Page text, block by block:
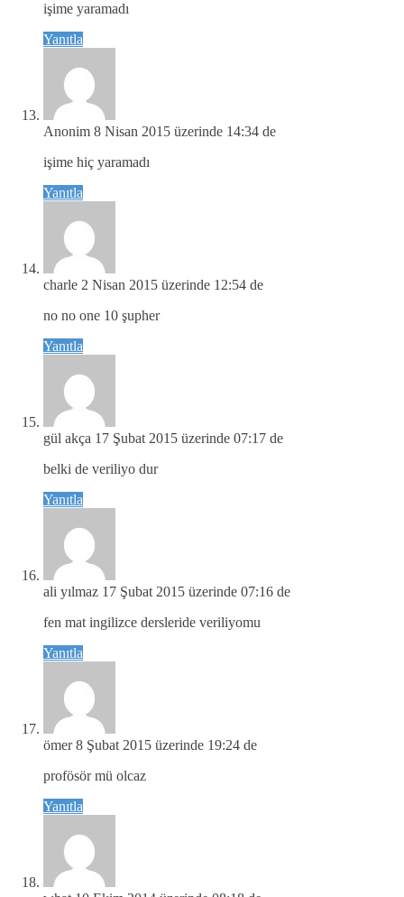
işime yaramadı
Yanıtla
Anonim 8 Nisan 2015 üzerinde 14:34 de
işime hiç yaramadı
Yanıtla
charle 2 Nisan 2015 üzerinde 12:54 de
no no one 10 şupher
Yanıtla
gül akça 17 Şubat 2015 üzerinde 07:17 de
belki de veriliyo dur
Yanıtla
ali yılmaz 17 Şubat 2015 üzerinde 07:16 de
fen mat ingilizce dersleride veriliyomu
Yanıtla
ömer 8 Şubat 2015 üzerinde 19:24 de
profösör mü olcaz
Yanıtla